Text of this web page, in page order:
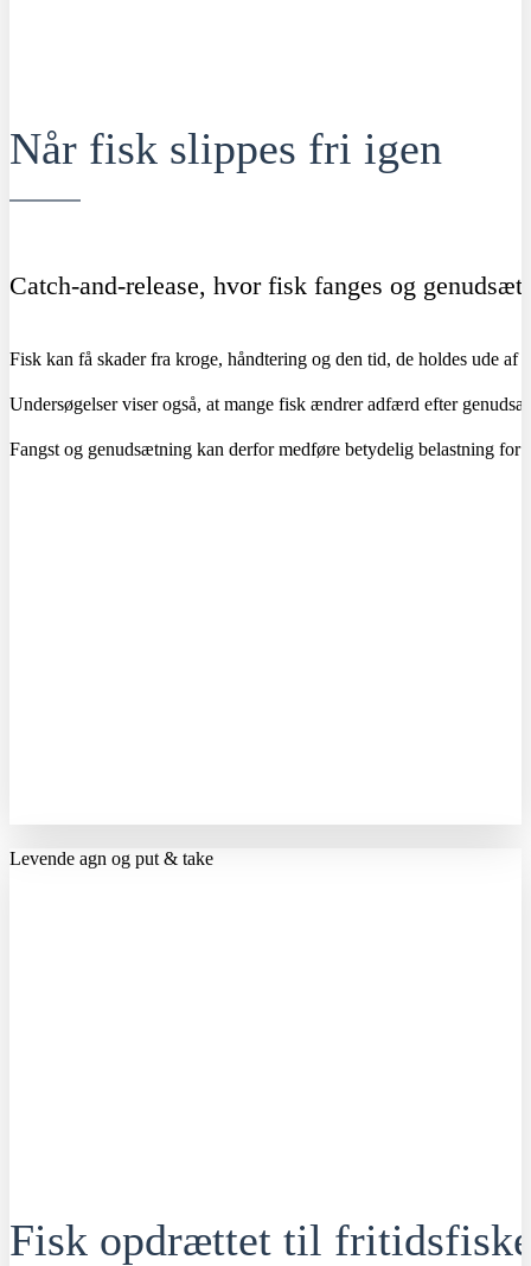
Når fisk slippes fri igen
Catch-and-release, hvor fisk fanges og
Fisk kan få skader fra kroge, håndtering og den tid, de holdes ude
Undersøgelser viser også, at mange fisk ændrer adfærd efter
Fangst og genudsætning kan derfor medføre betydelig belastning
Levende agn og put & take
Fisk opdrættet til